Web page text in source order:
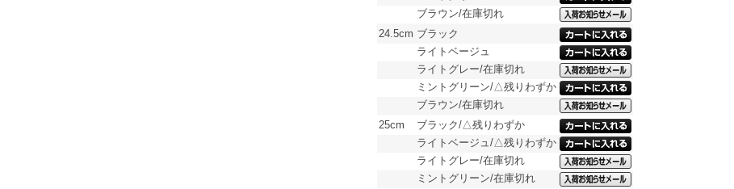
ブラウン/在庫切れ
24.5cm ブラック
ライトベージュ
ライトグレー/在庫切れ
ミントグリーン/△残りわずか
ブラウン/在庫切れ
25cm
ブラック/△残りわずか
ライトベージュ/△残りわずか
ライトグレー/在庫切れ
ミントグリーン/在庫切れ